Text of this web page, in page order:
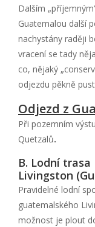
Dalším
Guatemalou další
nachystány raději
vracení se tady
co, nějaký
odjezdu pěkně
Odjezd z
Při pozemním
Quetzalů.
B. Lodní trasa
Livingston
Pravidelné lodní
guatemalského
možnost je plout